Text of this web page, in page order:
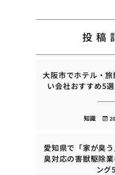
投稿
大阪市でホテル・
い会社おすすめ5
知識
愛知県で「家が臭
臭対応の害獣駆除
ング